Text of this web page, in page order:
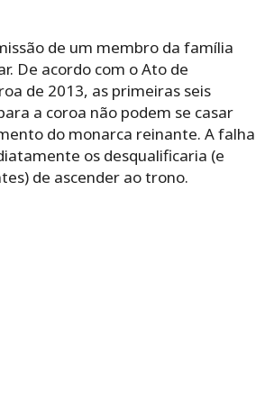
de um membro da família
De acordo com o Ato de
de 2013, as primeiras seis
a coroa não podem se casar
do monarca reinante. A falha
os desqualificaria (e
de ascender ao trono.